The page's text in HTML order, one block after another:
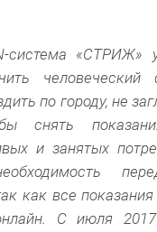
система «СТРИЖ»
по городу, не
снять
и занятых
как все
С июля